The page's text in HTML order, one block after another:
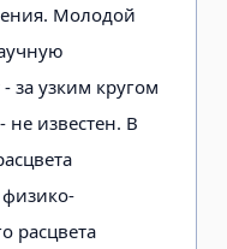
Молодой
за узким кругом
известен. В
физико-
расцвета